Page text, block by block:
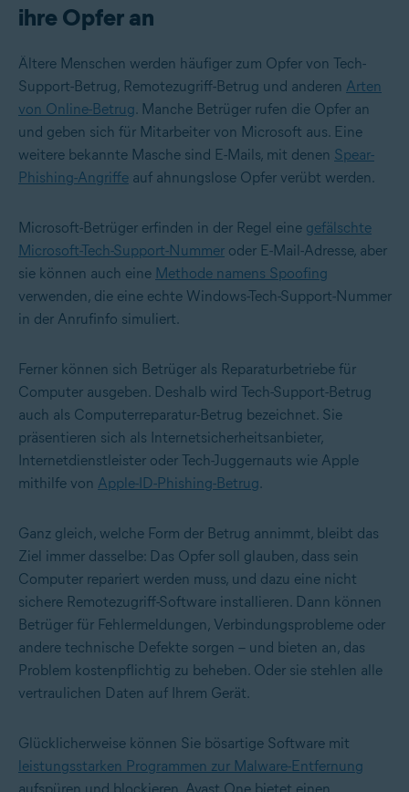
ihre Opfer an
Ältere Menschen werden häufiger zum Opfer von Tech-
Support-Betrug, Remotezugriff-Betrug und anderen Arten
von Online-Betrug. Manche Betrüger rufen die Opfer an
und geben sich für Mitarbeiter von Microsoft aus. Eine
weitere bekannte Masche sind E-Mails, mit denen Spear-
Phishing-Angriffe auf ahnungslose Opfer verübt werden.
Microsoft-Betrüger erfinden in der Regel eine gefälschte
Microsoft-Tech-Support-Nummer oder E-Mail-Adresse, aber
sie können auch eine Methode namens Spoofing
verwenden, die eine echte Windows-Tech-Support-Nummer
in der Anrufinfo simuliert.
Ferner können sich Betrüger als Reparaturbetriebe für
Computer ausgeben. Deshalb wird Tech-Support-Betrug
auch als Computerreparatur-Betrug bezeichnet. Sie
präsentieren sich als Internetsicherheitsanbieter,
Internetdienstleister oder Tech-Juggernauts wie Apple
mithilfe von Apple-ID-Phishing-Betrug.
Ganz gleich, welche Form der Betrug annimmt, bleibt das
Ziel immer dasselbe: Das Opfer soll glauben, dass sein
Computer repariert werden muss, und dazu eine nicht
sichere Remotezugriff-Software installieren. Dann können
Betrüger für Fehlermeldungen, Verbindungsprobleme oder
andere technische Defekte sorgen – und bieten an, das
Problem kostenpflichtig zu beheben. Oder sie stehlen alle
vertraulichen Daten auf Ihrem Gerät.
Glücklicherweise können Sie bösartige Software mit
leistungsstarken Programmen zur Malware-Entfernung
aufspüren und blockieren. Avast One bietet einen